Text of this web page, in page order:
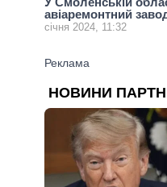
авіаремонтний
січня 2024, 11:32